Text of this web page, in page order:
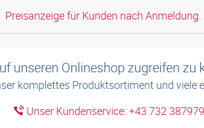
Preisanzeige für Kunden nach Anmeldung.
unseren Onlineshop zugreifen zu
komplettes Produktsortiment und viele
Unser Kundenservice: +43 732 387979